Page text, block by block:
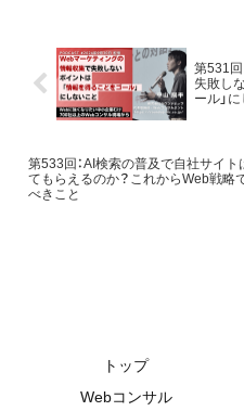
レート的）で作っているケ
ースは少なくないと思い
ます。しかし、きちんと運
ほとんどがが、ある程度の
ノウハウや仕組みをベー
りつつあります。また、今
第531回
失敗し
ール」
第533回：AI検索の普及で自社サイト
てもらえるのか？これからWeb戦略
べきこと
トップ
Webコンサル